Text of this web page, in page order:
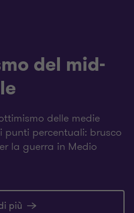
del mid-
delle medie
percentuali: brusco
la guerra in Medio
più